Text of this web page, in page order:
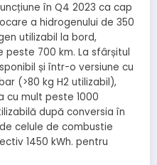
în Q4 2023 ca cap
a hidrogenului de 350
utilizabil la bord,
700 km. La sfârșitul
și într-o versiune cu
(>80 kg H2 utilizabil),
cu mult peste 1000
după conversia în
celule de combustie
1450 kWh. pentru